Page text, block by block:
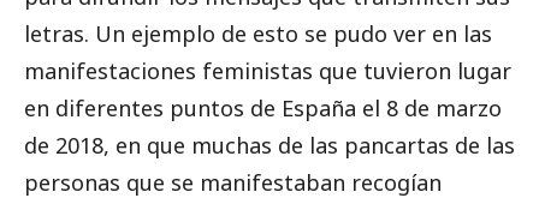
letras. Un ejemplo de esto se pudo ver en las
manifestaciones feministas que tuvieron lugar
en diferentes puntos de España el 8 de marzo
de 2018, en que muchas de las pancartas de las
personas que se manifestaban recogían